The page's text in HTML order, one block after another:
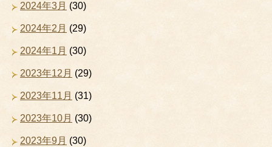
2024年3月 (30)
2024年2月 (29)
2024年1月 (30)
2023年12月 (29)
2023年11月 (31)
2023年10月 (30)
2023年9月 (30)